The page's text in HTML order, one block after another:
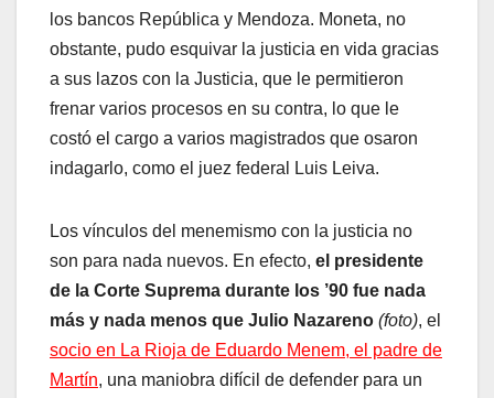
los bancos República y Mendoza. Moneta, no
obstante, pudo esquivar la justicia en vida gracias
a sus lazos con la Justicia, que le permitieron
frenar varios procesos en su contra, lo que le
costó el cargo a varios magistrados que osaron
indagarlo, como el juez federal Luis Leiva.
Los vínculos del menemismo con la justicia no
son para nada nuevos. En efecto, el presidente
de la Corte Suprema durante los ’90 fue nada
más y nada menos que Julio Nazareno (foto), el
socio en La Rioja de Eduardo Menem, el padre de
Martín, una maniobra difícil de defender para un